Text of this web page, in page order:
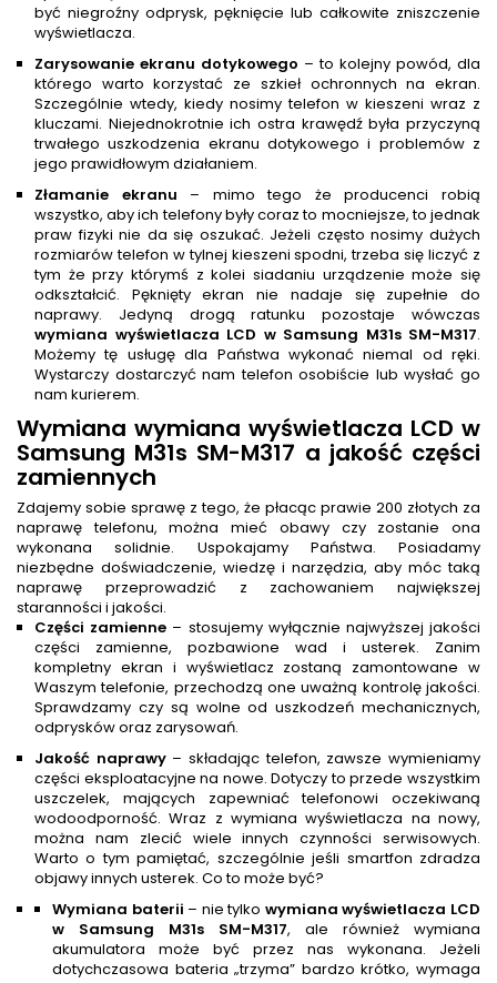
być niegroźny odprysk, pęknięcie lub całkowite zniszczenie
wyświetlacza.
Zarysowanie ekranu dotykowego – to kolejny powód, dla
którego warto korzystać ze szkieł ochronnych na ekran.
Szczególnie wtedy, kiedy nosimy telefon w kieszeni wraz z
kluczami. Niejednokrotnie ich ostra krawędź była przyczyną
trwałego uszkodzenia ekranu dotykowego i problemów z
jego prawidłowym działaniem.
Złamanie ekranu – mimo tego że producenci robią
wszystko, aby ich telefony były coraz to mocniejsze, to jednak
praw fizyki nie da się oszukać. Jeżeli często nosimy dużych
rozmiarów telefon w tylnej kieszeni spodni, trzeba się liczyć z
tym że przy którymś z kolei siadaniu urządzenie może się
odkształcić. Pęknięty ekran nie nadaje się zupełnie do
naprawy. Jedyną drogą ratunku pozostaje wówczas
wymiana wyświetlacza LCD w Samsung M31s SM-M317.
Możemy tę usługę dla Państwa wykonać niemal od ręki.
Wystarczy dostarczyć nam telefon osobiście lub wysłać go
nam kurierem.
Wymiana wymiana wyświetlacza LCD w
Samsung M31s SM-M317 a jakość części
zamiennych
Zdajemy sobie sprawę z tego, że płacąc prawie 200 złotych za
naprawę telefonu, można mieć obawy czy zostanie ona
wykonana solidnie. Uspokajamy Państwa. Posiadamy
niezbędne doświadczenie, wiedzę i narzędzia, aby móc taką
naprawę przeprowadzić z zachowaniem największej
staranności i jakości.
Części zamienne – stosujemy wyłącznie najwyższej jakości
części zamienne, pozbawione wad i usterek. Zanim
kompletny ekran i wyświetlacz zostaną zamontowane w
Waszym telefonie, przechodzą one uważną kontrolę jakości.
Sprawdzamy czy są wolne od uszkodzeń mechanicznych,
odprysków oraz zarysowań.
Jakość naprawy – składając telefon, zawsze wymieniamy
części eksploatacyjne na nowe. Dotyczy to przede wszystkim
uszczelek, mających zapewniać telefonowi oczekiwaną
wodoodporność. Wraz z wymiana wyświetlacza na nowy,
można nam zlecić wiele innych czynności serwisowych.
Warto o tym pamiętać, szczególnie jeśli smartfon zdradza
objawy innych usterek. Co to może być?
Wymiana baterii – nie tylko wymiana wyświetlacza LCD
w Samsung M31s SM-M317, ale również wymiana
akumulatora może być przez nas wykonana. Jeżeli
dotychczasowa bateria „trzyma” bardzo krótko, wymaga